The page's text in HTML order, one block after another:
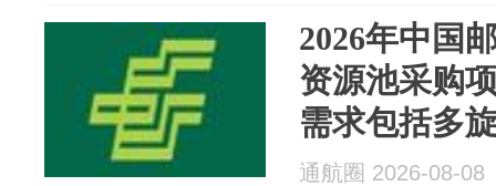
2026年中国
资源池采购
需求包括多
降飞机、无
通航圈 2026-08-08